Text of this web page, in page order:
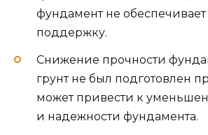
фундамент не обеспечивает
поддержку.
Снижение прочности
грунт не был подготовлен
может привести к
и надежности фундамента.